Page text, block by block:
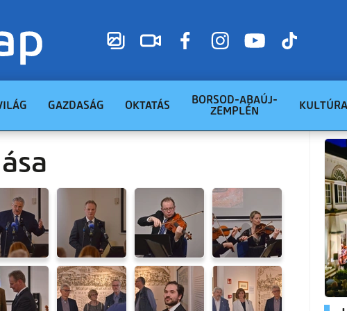
GAZDASÁG OKTATÁS
BORSOD-ABAÚJ-
ZEMPLÉN
KULTÚRA